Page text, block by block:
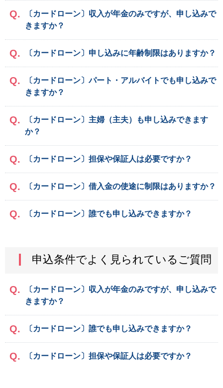
〔カードローン〕収入が年金のみですが、申し込みで
きますか？
〔カードローン〕申し込みに年齢制限はありますか？
〔カードローン〕パート・アルバイトでも申し込みで
きますか？
〔カードローン〕主婦（主夫）も申し込みできます
か？
〔カードローン〕担保や保証人は必要ですか？
〔カードローン〕借入金の使途に制限はありますか？
〔カードローン〕誰でも申し込みできますか？
申込条件でよく見られているご質問
〔カードローン〕収入が年金のみですが、申し込みで
きますか？
〔カードローン〕誰でも申し込みできますか？
〔カードローン〕担保や保証人は必要ですか？